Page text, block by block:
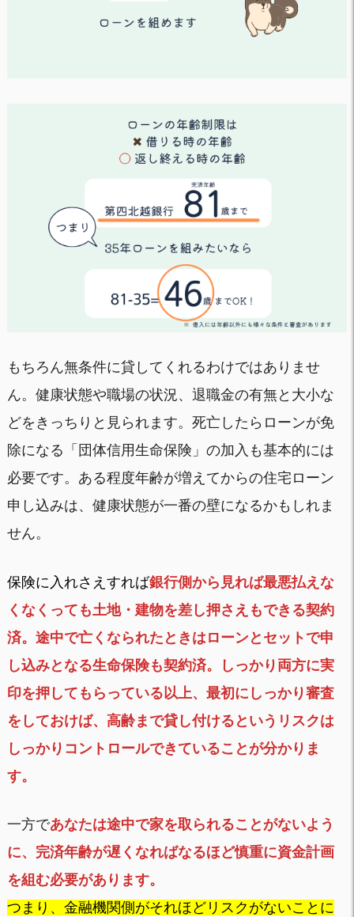
もちろん無条件に貸してくれるわけではありませ
ん。健康状態や職場の状況、退職金の有無と大小な
どをきっちりと見られます。死亡したらローンが免
除になる「団体信用生命保険」の加入も基本的には
必要です。ある程度年齢が増えてからの住宅ローン
申し込みは、健康状態が一番の壁になるかもしれま
せん。
保険に入れさえすれば銀行側から見れば最悪払えな
くなくっても土地・建物を差し押さえもできる契約
済。途中で亡くなられたときはローンとセットで申
し込みとなる生命保険も契約済。しっかり両方に実
印を押してもらっている以上、最初にしっかり審査
をしておけば、高齢まで貸し付けるというリスクは
しっかりコントロールできていることが分かりま
す。
一方であなたは途中で家を取られることがないよう
に、完済年齢が遅くなればなるほど慎重に資金計画
を組む必要があります。
つまり、金融機関側がそれほどリスクがないことに